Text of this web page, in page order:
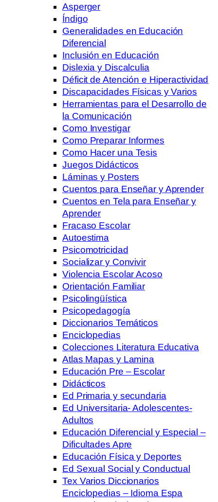
Asperger
Índigo
Generalidades en Educación
Diferencial
Inclusión en Educación
Dislexia y Discalculia
Déficit de Atención e Hiperactividad
Discapacidades Físicas y Varios
Herramientas para el Desarrollo de
la Comunicación
Como Investigar
Como Preparar Informes
Como Hacer una Tesis
Juegos Didácticos
Láminas y Posters
Cuentos para Enseñar y Aprender
Cuentos en Tela para Enseñar y
Aprender
Fracaso Escolar
Autoestima
Psicomotricidad
Socializar y Convivir
Violencia Escolar Acoso
Orientación Familiar
Psicolingüística
Psicopedagogía
Diccionarios Temáticos
Enciclopedias
Colecciones Literatura Educativa
Atlas Mapas y Lamina
Educación Pre – Escolar
Didácticos
Ed Primaria y secundaria
Ed Universitaria- Adolescentes-
Adultos
Educación Diferencial y Especial –
Dificultades Apre
Educación Física y Deportes
Ed Sexual Social y Conductual
Tex Varios Diccionarios
Enciclopedias – Idioma Espa